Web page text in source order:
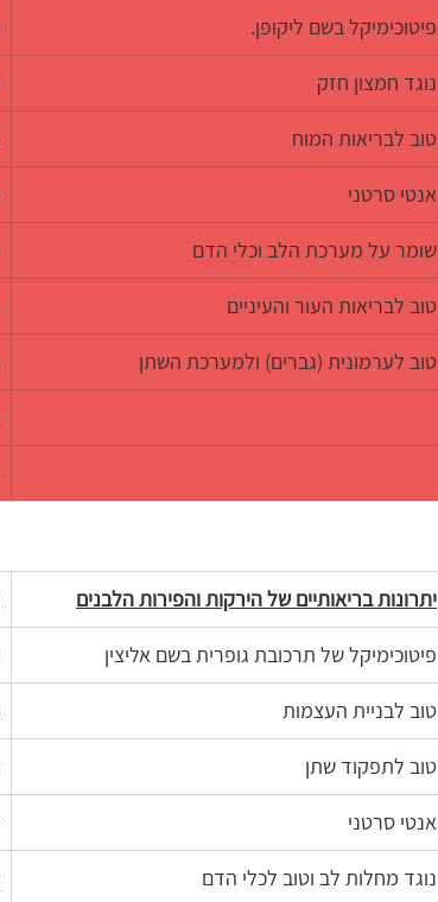
פיטוכימיקל בשם ליקופן.
נוגד חמצון חזק
טוב לבריאות המוח
אנטי סרטני
שומר על מערכת הלב וכלי הדם
טוב לבריאות העור והעיניים
טוב לערמונית (גברים) ולמערכת השתן
יתרונות בריאותיים של הירקות והפירות הלבנים
פיטוכימיקל של תרכובת גופרית בשם אליצין
טוב לבניית העצמות
טוב לתפקוד שתן
אנטי סרטני
נוגד מחלות לב וטוב לכלי הדם